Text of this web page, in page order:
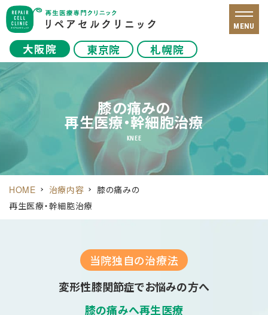
大阪院 東京院 札幌院
MENU
膝の痛みの
再生医療・幹細胞治療
KNEE
HOME 治療内容
膝の痛みの
再生医療・幹細胞治療
変形性膝関節症でお悩みの方へ
膝の痛みへ再生医療
当院独自の治療法